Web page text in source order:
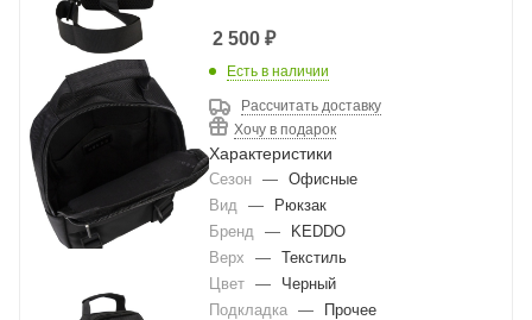
2 500 ₽
Есть в наличии
Рассчитать доставку
Хочу в подарок
Характеристики
Сезон —
Офисные
Вид
—
Рюкзак
Бренд
—
KEDDO
Верх
—
Текстиль
Цвет
—
Черный
Подкладка
—
Прочее